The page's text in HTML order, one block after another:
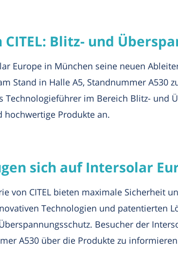
Blitz- und
Europe in München seine neuen
Stand in Halle A5, Standnummer A530
Technologieführer im Bereich Blitz-
hochwertige Produkte an.
sich auf Intersolar
von CITEL bieten maximale Sicherheit
Technologien und patentierten
Besucher der
A530 über die Produkte zu